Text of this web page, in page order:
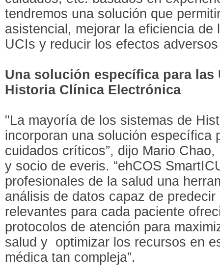
tendremos una solución que
asistencial, mejorar la eficiencia de
UCIs y reducir los efectos
Una solución específica para las
Historia Clínica Electrónica
"La mayoría de los sistemas de
incorporan una solución específica
cuidados críticos”, dijo Mario
y socio de everis. “ehCOS
profesionales de la salud una
análisis de datos capaz de
relevantes para cada paciente
protocolos de atención para
salud y optimizar los recursos en
médica tan compleja”.